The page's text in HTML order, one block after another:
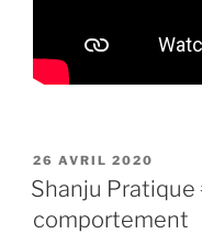
PUBLIÉ
LE
26 AVRIL 2020
Shanju Pratique
comportement